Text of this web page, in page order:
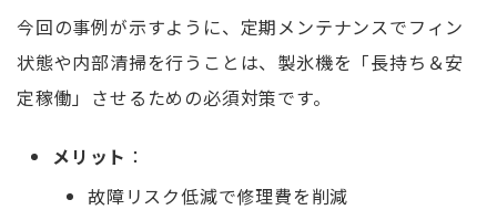
今回の事例が示すように、定期メンテナンスでフィン
状態や内部清掃を行うことは、製氷機を「長持ち＆安
定稼働」させるための必須対策です。
メリット ：
故障リスク低減で修理費を削減